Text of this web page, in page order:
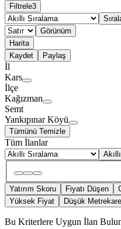
Filtrele3
Görünüm
Harita
Kaydet
Paylaş
İl
Kars
İlçe
Kağızman
Semt
Yankıpınar Köyü
Tümünü Temizle
Tüm İlanlar
Yatırım Skoru Fiyatı Düşen
Yüksek Fiyat
Düşük
Bu Kriterlere Uygun İlan